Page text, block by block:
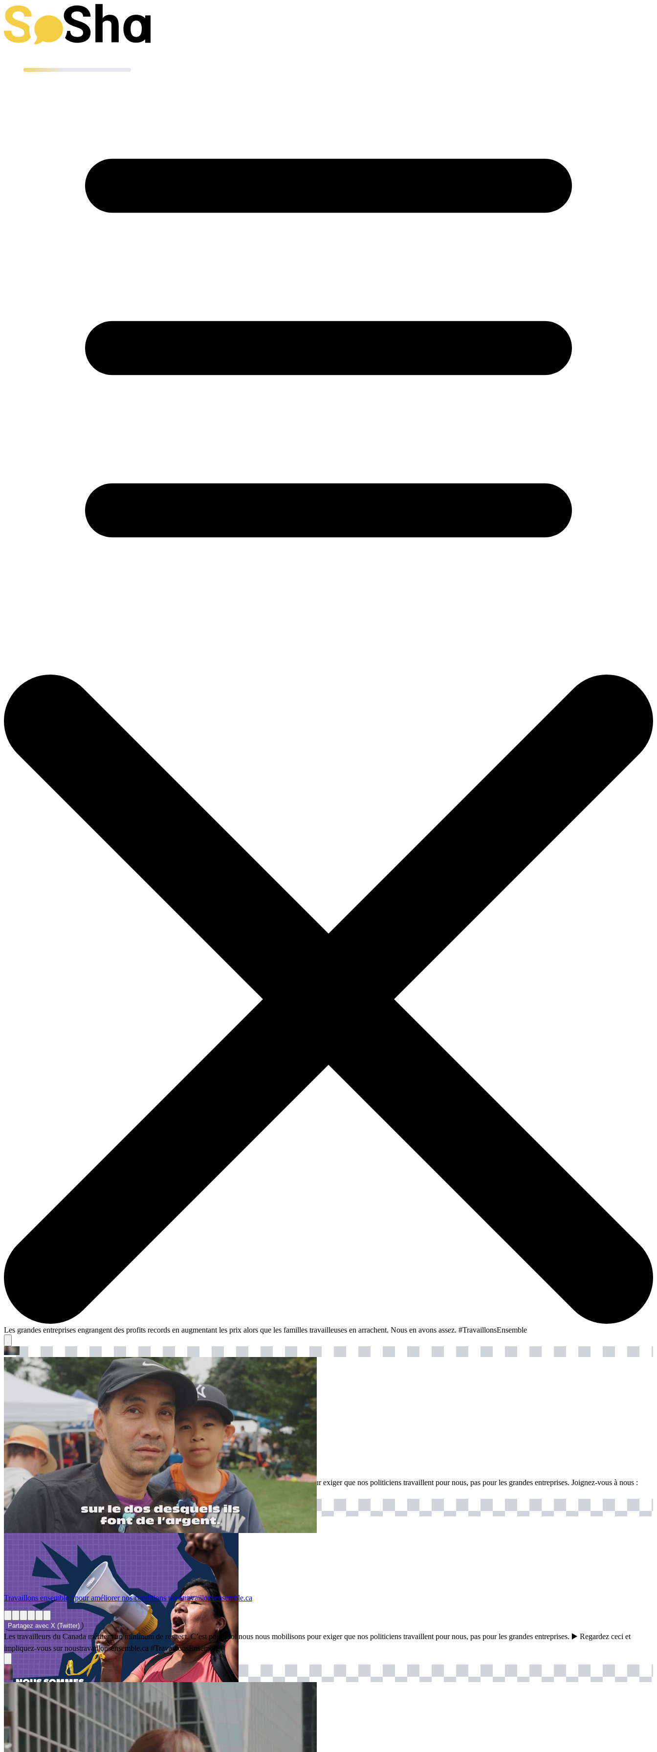
Les grandes entreprises engrangent des profits records en augmentant les prix alors que les familles travailleuses en arrachent. Nous en avons assez. #TravaillonsEnsemble
Travaillons ensemble : pour améliorer nos conditions noustravaillonsensemble.ca
Partagez avecX (Twitter)
Les travailleurs du Canada méritent un minimum de respect. C’est pourquoi nous nous mobilisons pour exiger que nos politiciens travaillent pour nous, pas pour les grandes entreprises. Joignez-vous à nous :
Travaillons ensemble : pour améliorer nos conditions noustravaillonsensemble.ca
Partagez avec X (Twitter)
Les travailleurs du Canada méritent un minimum de respect. C’est pourquoi nous nous mobilisons pour exiger que nos politiciens travaillent pour nous, pas pour les grandes entreprises. ▶️ Regardez ceci et
impliquez-vous sur noustravaillonsensemble.ca #TravaillonsEnsemble